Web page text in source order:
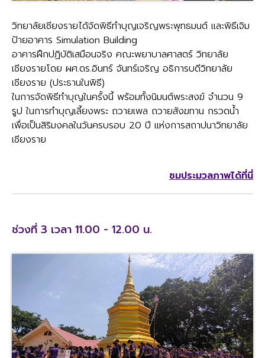
วิทยาลัยเชียงรายได้จัดพิธีทำบุญเจริญพระพุทธมนต์ และพิธีเจิม
ป้ายอาคาร Simulation Building
อาคารฝึกปฏิบัติเสมือนจริง คณะพยาบาลศาสตร์ วิทยาลัย
เชียงรายโดย ผศ.ดร.อินทร์ จันทร์เจริญ อธิการบดีวิทยาลัย
เชียงราย (ประธานในพิธี)
ในการจัดพิธีทำบุญในครั้งนี้ พร้อมทั้งนิมนต์พระสงฆ์ จำนวน 9
รูป ในการทำบุญเลี้ยงพระ ถวายเพล ถวายสังฆทาน กรวดน้ำ
เพื่อเป็นสิริมงคลในวันครบรอบ 20 ปี แห่งการสถาปนาวิทยาลัย
เชียงราย
ชมประมวลภาพได้ที่นี่
ช่วงที่ 3 เวลา 11.00 - 12.00 น.